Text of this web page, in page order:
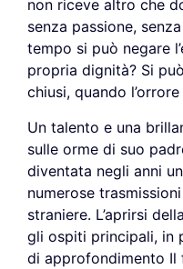
non riceve altro che
senza passione,
tempo si può negare
propria dignità? Si
chiusi, quando
Un talento e una
sulle orme di suo
diventata negli anni
numerose
straniere. L’aprirsi
gli ospiti principali, in
di approfondimento